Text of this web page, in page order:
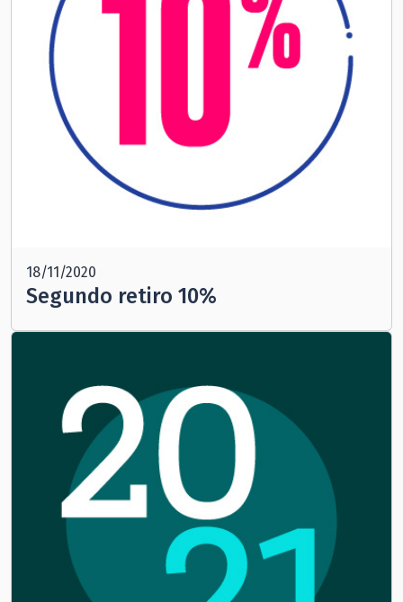
18/11/2020
Segundo retiro 10%